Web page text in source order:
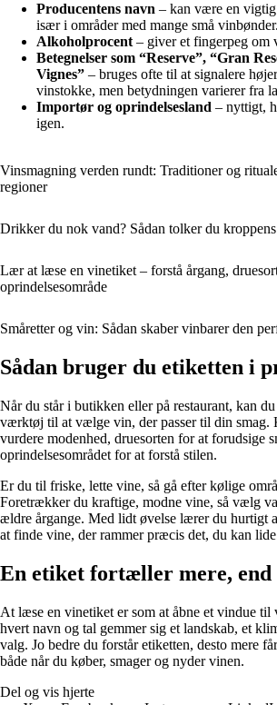
Producentens navn – kan være en
især i områder med mange små vinbønder.
Alkoholprocent – giver et fingerpeg om
Betegnelser som “Reserve”, “Gran
Vignes” – bruges ofte til at signalere
vinstokke, men betydningen varierer fra
Importør og oprindelsesland – nyttigt,
igen.
Vinsmagning verden rundt: Traditioner og
regioner
Drikker du nok vand? Sådan tolker du
Lær at læse en vinetiket – forstå årgang,
oprindelsesområde
Småretter og vin: Sådan skaber vinbarer den
Sådan bruger du etiketten i
Når du står i butikken eller på restaurant, kan
værktøj til at vælge vin, der passer til din smag.
vurdere modenhed, druesorten for at forudsige
oprindelsesområdet for at forstå stilen.
Er du til friske, lette vine, så gå efter kølige
Foretrækker du kraftige, modne vine, så vælg
ældre årgange. Med lidt øvelse lærer du hurtigt
at finde vine, der rammer præcis det, du kan
En etiket fortæller mere,
At læse en vinetiket er som at åbne et vindue til
hvert navn og tal gemmer sig et landskab, et
valg. Jo bedre du forstår etiketten, desto mere
både når du køber, smager og nyder vinen.
Del og vis hjerte